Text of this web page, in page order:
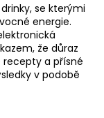
se kterými
energie.
že důraz
recepty a přísné
v podobě